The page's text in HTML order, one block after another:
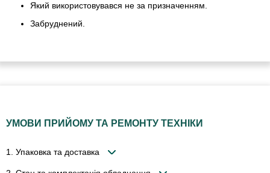
Який використовувався не за призначенням.
Забруднений.
УМОВИ ПРИЙОМУ ТА РЕМОНТУ ТЕХНІКИ
1. Упаковка та доставка